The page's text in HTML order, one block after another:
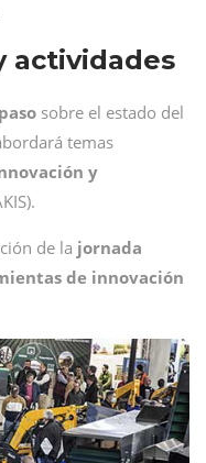
actividades
sobre el estado del
temas
y
de la jornada
de innovación